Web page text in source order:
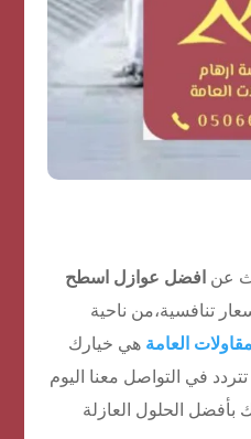
عن افضل عوازل اسطح
تنافسية،من ناحية
العامة هي خيارك
تتردد في التواصل معنا اليوم
الحلول العازلة